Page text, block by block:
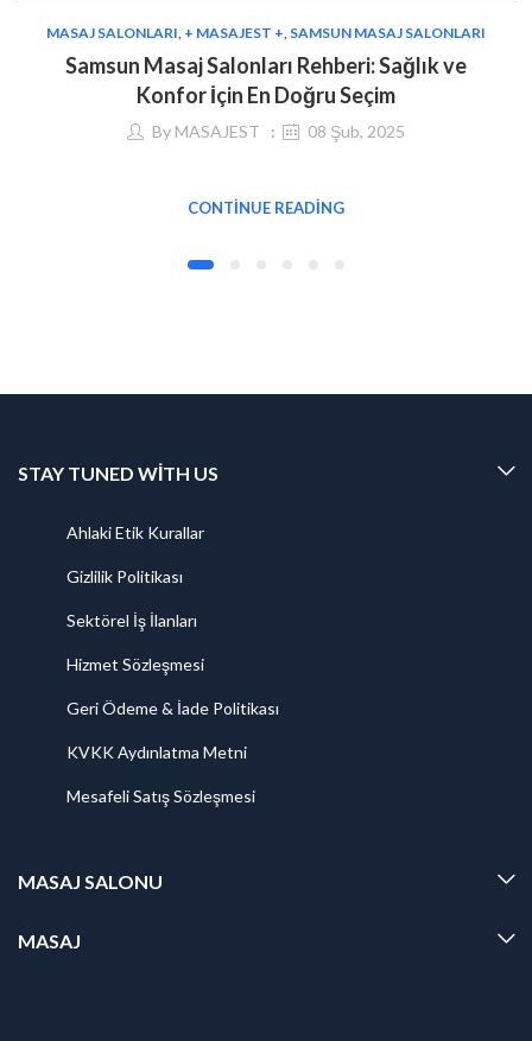
MASAJ SALONLARI + MASAJEST + SAMSUN MASAJ SALONLARI
Samsun Masaj Salonları Rehberi: Sağlık ve
Konfor İçin En Doğru Seçim
By MASAJEST 08 Şub, 2025
CONTINUE READING
STAY TUNED WITH US
Ahlaki Etik Kurallar
Gizlilik Politikası
Sektörel İş İlanları
Hizmet Sözleşmesi
Geri Ödeme & İade Politikası
KVKK Aydınlatma Metni
Mesafeli Satış Sözleşmesi
MASAJ SALONU
MASAJ